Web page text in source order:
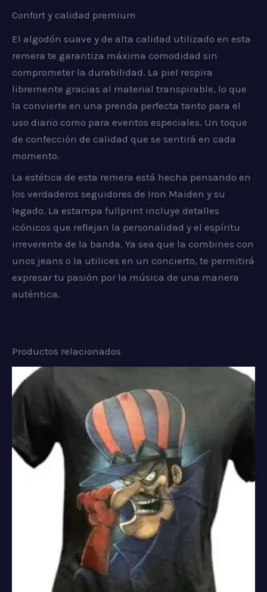
Confort y calidad premium
El algodón suave y de alta calidad utilizado en esta
remera te garantiza máxima comodidad sin
comprometer la durabilidad. La piel respira
libremente gracias al material transpirable, lo que
la convierte en una prenda perfecta tanto para el
uso diario como para eventos especiales. Un toque
de confección de calidad que se sentirá en cada
momento.
La estética de esta remera está hecha pensando en
los verdaderos seguidores de Iron Maiden y su
legado. La estampa fullprint incluye detalles
icónicos que reflejan la personalidad y el espíritu
irreverente de la banda. Ya sea que la combines con
unos jeans o la utilices en un concierto, te permitirá
expresar tu pasión por la música de una manera
auténtica.
Productos relacionados